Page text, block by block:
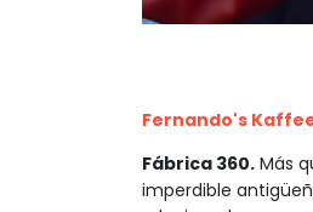
Fernando's
Fábrica 360. Más
imperdible